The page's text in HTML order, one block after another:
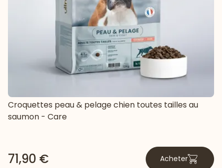
Croquettes peau & pelage chien toutes tailles au
saumon - Care
71,90 € Acheter